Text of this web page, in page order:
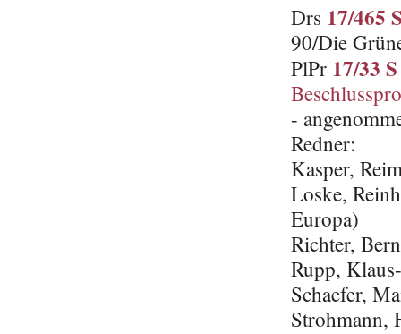
Drs 17/465
90/Die
PlPr 17/33 S
-
Redner:
Kasper,
Loske,
Europa)
Richter,
Rupp,
Schaefer,
Strohmann,